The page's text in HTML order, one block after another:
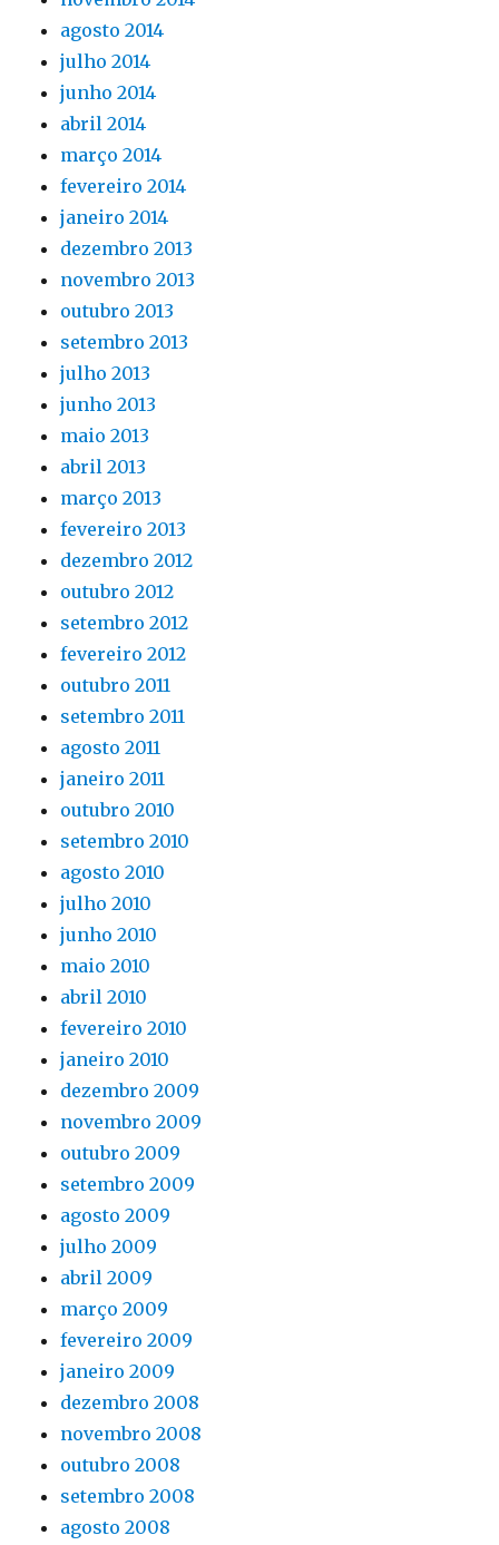
agosto 2014
julho 2014
junho 2014
abril 2014
março 2014
fevereiro 2014
janeiro 2014
dezembro 2013
novembro 2013
outubro 2013
setembro 2013
julho 2013
junho 2013
maio 2013
abril 2013
março 2013
fevereiro 2013
dezembro 2012
outubro 2012
setembro 2012
fevereiro 2012
outubro 2011
setembro 2011
agosto 2011
janeiro 2011
outubro 2010
setembro 2010
agosto 2010
julho 2010
junho 2010
maio 2010
abril 2010
fevereiro 2010
janeiro 2010
dezembro 2009
novembro 2009
outubro 2009
setembro 2009
agosto 2009
julho 2009
abril 2009
março 2009
fevereiro 2009
janeiro 2009
dezembro 2008
novembro 2008
outubro 2008
setembro 2008
agosto 2008